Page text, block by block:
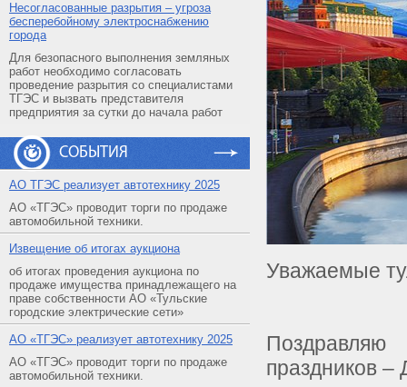
Несогласованные разрытия – угроза
бесперебойному электроснабжению
города
Для безопасного выполнения земляных
работ необходимо согласовать
проведение разрытия со специалистами
ТГЭС и вызвать представителя
предприятия за сутки до начала работ
СОБЫТИЯ
АO ТГЭС реализует автотехнику 2025
АО «ТГЭС» проводит торги по продаже
автомобильной техники.
Извещение об итогах аукциона
об итогах проведения аукциона по
продаже имущества принадлежащего на
праве собственности АО «Тульские
городские электрические сети»
АO «ТГЭС» реализует автотехнику 2025
АО «ТГЭС» проводит торги по продаже
автомобильной техники.
Уважаемые
праздников